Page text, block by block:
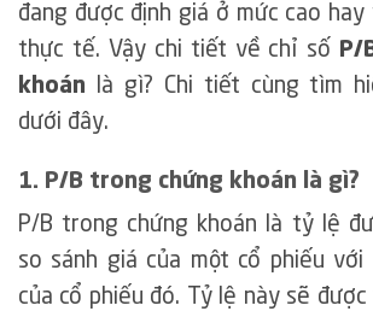
đang được định giá ở mức cao
thực tế. Vậy chi tiết về chỉ số P/
khoán là gì? Chi tiết cùng tìm
dưới đây.
1. P/B trong chứng khoán là gì?
P/B trong chứng khoán là tỷ lệ
so sánh giá của một cổ phiếu
của cổ phiếu đó. Tỷ lệ này sẽ